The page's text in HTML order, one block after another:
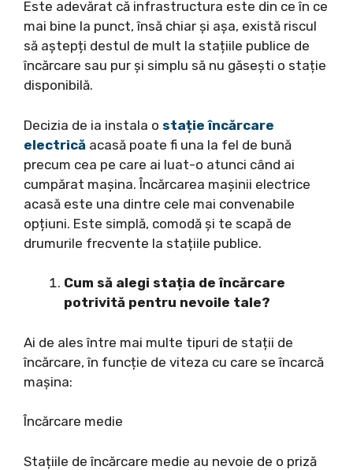
Este adevărat că infrastructura este din ce în ce
mai bine la punct, însă chiar și așa, există riscul
să aștepți destul de mult la stațiile publice de
încărcare sau pur și simplu să nu găsești o stație
disponibilă.
Decizia de ia instala o stație încărcare
electrică acasă poate fi una la fel de bună
precum cea pe care ai luat-o atunci când ai
cumpărat mașina. Încărcarea mașinii electrice
acasă este una dintre cele mai convenabile
opțiuni. Este simplă, comodă și te scapă de
drumurile frecvente la stațiile publice.
Cum să alegi stația de încărcare
potrivită pentru nevoile tale?
Ai de ales între mai multe tipuri de stații de
încărcare, în funcție de viteza cu care se încarcă
mașina:
Încărcare medie
Stațiile de încărcare medie au nevoie de o priză